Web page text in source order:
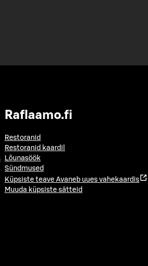
Raflaamo.fi
Restoranid
Restoranid kaardil
Lõunasöök
Sündmused
Küpsiste teave Avaneb uues vahekaardis
Muuda küpsiste sätteid